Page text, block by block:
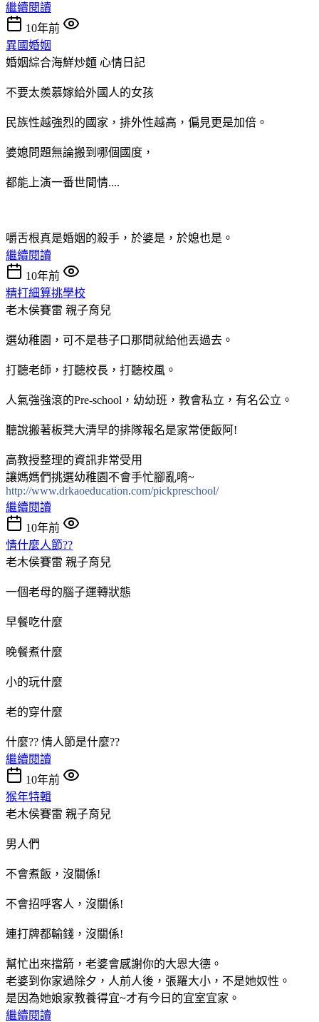
繼續閱讀
10年前
異國婚姻
婚姻綜合海鮮炒麵 心情日記
不要太羨慕嫁給外國人的女孩
民族性越強烈的國家，排外性越高，偏見更是加倍。
婆媳問題無論搬到哪個國度，
都能上演一番世間情....
嚼舌根真是婚姻的殺手，於婆是，於媳也是。
繼續閱讀
10年前
精打細算挑學校
老木侯賽雷 親子育兒
選幼稚園，可不是巷子口那間就給他丟過去。
打聽老師，打聽校長，打聽校風。
人氣強強滾的Pre-school，幼幼班，教會私立，有名公立。
聽說搬著板凳大清早的排隊報名是家常便飯阿!
高教授整理的資訊非常受用
讓媽媽們挑選幼稚園不會手忙腳亂唷~
http://www.drkaoeducation.com/pickpreschool/
繼續閱讀
10年前
情什麼人節??
老木侯賽雷 親子育兒
一個老母的腦子運轉狀態
早餐吃什麼
晚餐煮什麼
小的玩什麼
老的穿什麼
什麼?? 情人節是什麼??
繼續閱讀
10年前
猴年特輯
老木侯賽雷 親子育兒
男人們
不會煮飯，沒關係!
不會招呼客人，沒關係!
連打牌都輸錢，沒關係!
幫忙出來擋箭，老婆會感謝你的大恩大德。
老婆到你家過除夕，人前人後，張羅大小，不是她奴性。
是因為她娘家教養得宜~才有今日的宜室宜家。
繼續閱讀